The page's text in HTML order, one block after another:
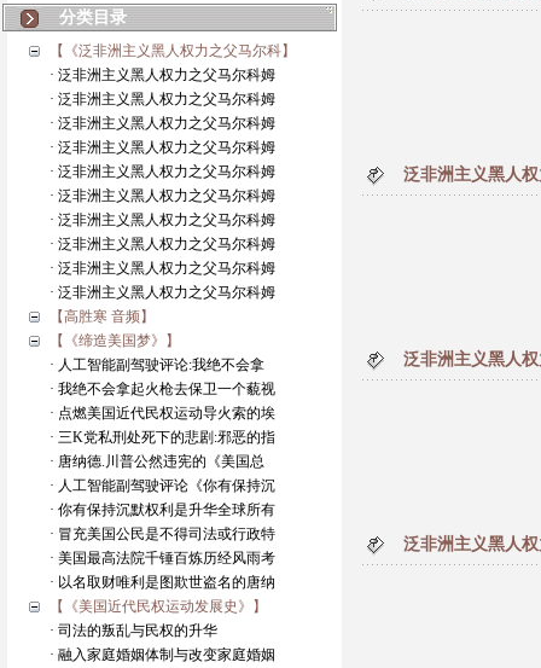
分类目录
【《泛非洲主义黑人权力之父马尔科】
· 泛非洲主义黑人权力之父马尔科姆
· 泛非洲主义黑人权力之父马尔科姆
· 泛非洲主义黑人权力之父马尔科姆
· 泛非洲主义黑人权力之父马尔科姆
· 泛非洲主义黑人权力之父马尔科姆
· 泛非洲主义黑人权力之父马尔科姆
· 泛非洲主义黑人权力之父马尔科姆
· 泛非洲主义黑人权力之父马尔科姆
· 泛非洲主义黑人权力之父马尔科姆
· 泛非洲主义黑人权力之父马尔科姆
【高胜寒 音频】
【《缔造美国梦》】
· 人工智能副驾驶评论:我绝不会拿
· 我绝不会拿起火枪去保卫一个藐视
· 点燃美国近代民权运动导火索的埃
· 三K党私刑处死下的悲剧:邪恶的指
· 唐纳德.川普公然违宪的《美国总
· 人工智能副驾驶评论《你有保持沉
· 你有保持沉默权利是升华全球所有
· 冒充美国公民是不得司法或行政特
· 美国最高法院千锤百炼历经风雨考
· 以名取财唯利是图欺世盗名的唐纳
【《美国近代民权运动发展史》】
· 司法的叛乱与民权的升华
· 融入家庭婚姻体制与改变家庭婚姻
泛非洲主义黑人
泛非洲主义黑人
泛非洲主义黑人